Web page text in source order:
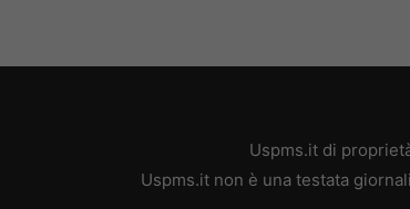
Uspms.it di
Uspms.it non è una testata